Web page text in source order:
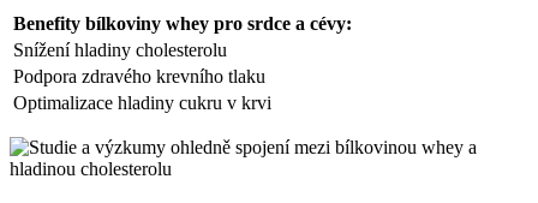
Benefity bílkoviny whey pro srdce a cévy:
Snížení hladiny cholesterolu
Podpora zdravého krevního tlaku
Optimalizace hladiny cukru v krvi